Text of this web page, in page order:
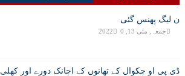
ن لیگ پھنس گئی
جمعہ, مئی 13, 2022 0
ڈی پی او چکوال کے تھانوں کے اچانک دورے اور کھلی